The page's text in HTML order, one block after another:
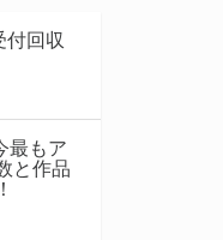
付回収
最もア
と作品